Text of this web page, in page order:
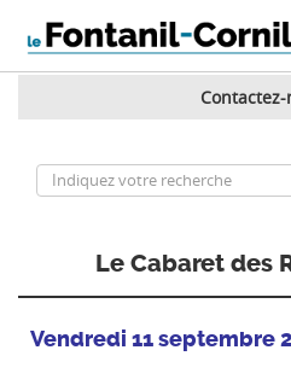
Le Cabaret des
Vendredi 11 septembre